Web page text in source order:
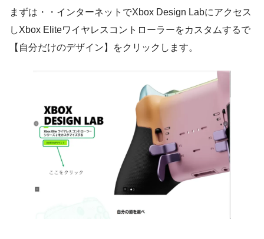
まずは・・インターネットでXbox Design Labにアクセス
しXbox Eliteワイヤレスコントローラーをカスタムするで
【自分だけのデザイン】をクリックします。